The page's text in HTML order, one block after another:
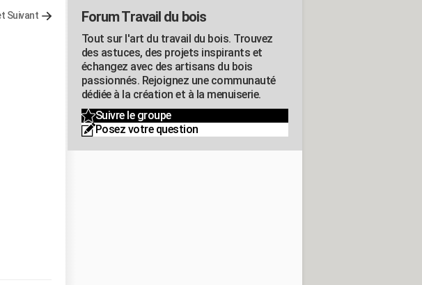
Suivant Forum Travail du bois
Tout sur l'art du travail du bois. Trouvez
des astuces, des projets inspirants et
échangez avec des artisans du bois
passionnés. Rejoignez une communauté
dédiée à la création et à la menuiserie.
Suivre le groupe
Posez votre question